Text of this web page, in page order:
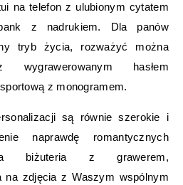
na telefon z ulubionym cytatem
z nadrukiem. Dla panów
tryb życia, rozważyć można
hasłem
z monogramem.
są równie szerokie i
naprawdę romantycznych
biżuteria z grawerem,
na zdjęcia z Waszym wspólnym